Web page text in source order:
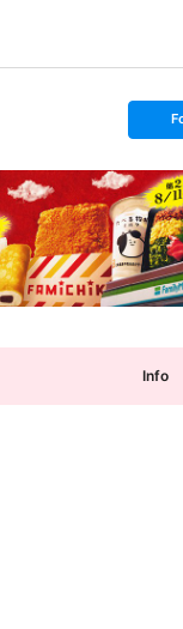
s
t
o
l
l
o
w
Info